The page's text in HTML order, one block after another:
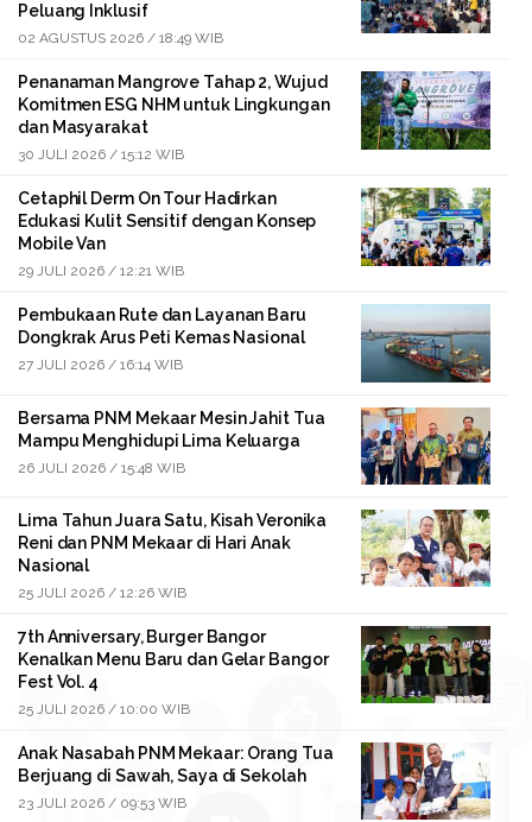
Peluang Inklusif
02 AGUSTUS 2026 / 18:49 WIB
Penanaman Mangrove Tahap 2, Wujud
Komitmen ESG NHM untuk Lingkungan
dan Masyarakat
30 JULI 2026 / 15:12 WIB
Cetaphil Derm On Tour Hadirkan
Edukasi Kulit Sensitif dengan Konsep
Mobile Van
29 JULI 2026 / 12:21 WIB
Pembukaan Rute dan Layanan Baru
Dongkrak Arus Peti Kemas Nasional
27 JULI 2026 / 16:14 WIB
Bersama PNM Mekaar Mesin Jahit Tua
Mampu Menghidupi Lima Keluarga
26 JULI 2026 / 15:48 WIB
Lima Tahun Juara Satu, Kisah Veronika
Reni dan PNM Mekaar di Hari Anak
Nasional
25 JULI 2026 / 12:26 WIB
7th Anniversary, Burger Bangor
Kenalkan Menu Baru dan Gelar Bangor
Fest Vol. 4
25 JULI 2026 / 10:00 WIB
Anak Nasabah PNM Mekaar: Orang Tua
Berjuang di Sawah, Saya di Sekolah
23 JULI 2026 / 09:53 WIB